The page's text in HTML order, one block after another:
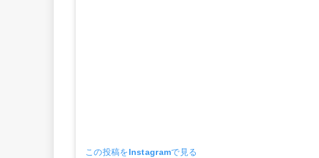
この投稿をInstagramで見る